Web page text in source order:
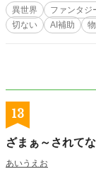
異世界 ファンタジ
切ない
AI補助
13
ざまぁ～されて
あいうえお